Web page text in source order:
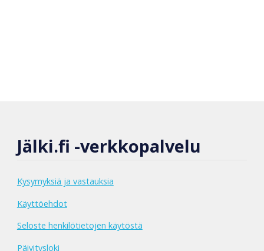
Jälki.fi -verkkopalvelu
Kysymyksiä ja vastauksia
Käyttöehdot
Seloste henkilötietojen käytöstä
Päivitysloki